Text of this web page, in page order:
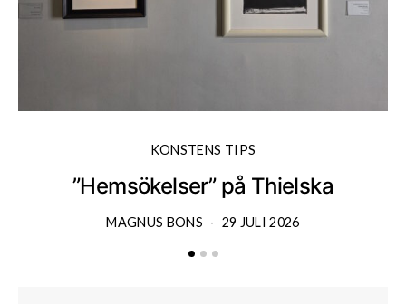
KONSTENS TIPS
”Hemsökelser” på Thielska
MAGNUS BONS 29 JULI 2026